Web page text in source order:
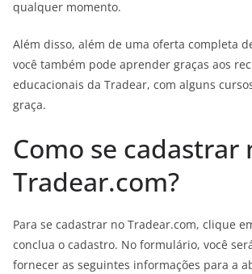
qualquer momento.
Além disso, além de uma oferta completa
você também pode aprender graças aos
educacionais da Tradear, com alguns
graça.
Como se cadastrar
Tradear.com?
Para se cadastrar no Tradear.com, clique
conclua o cadastro. No formulário, você
fornecer as seguintes informações para a